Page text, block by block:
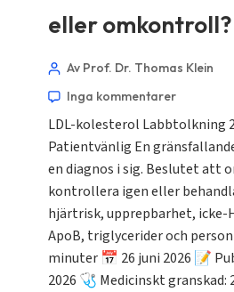
eller omkontroll?
Av Prof. Dr. Thomas Klein
Inga kommentarer
LDL-kolesterol Labbtolkning
Patientvänlig En
en diagnos i sig. Beslutet att
kontrollera igen eller
hjärtrisk, upprepbarhet, icke-
ApoB, triglycerider och
minuter 📅 26 juni 2026 📝
2026 🩺 Medicinskt granskad: